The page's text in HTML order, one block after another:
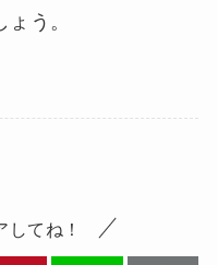
う。
してね！